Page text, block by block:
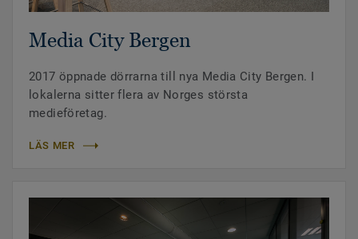
Media City Bergen
2017 öppnade dörrarna till nya Media City Bergen. I
lokalerna sitter flera av Norges största
medieföretag.
LÄS MER